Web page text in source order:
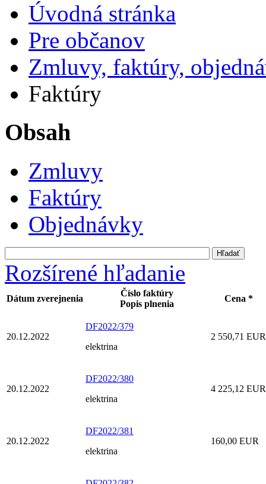
Úvodná stránka
Pre občanov
Zmluvy, faktúry,
Faktúry
Obsah
Zmluvy
Faktúry
Objednávky
Rozšírené hľadanie
Dátum zverejnenia
Číslo faktúry
Popis plnenia
Cena *
20.12.2022
DF2022/379
elektrina
2 550,71 EUR
20.12.2022
DF2022/380
elektrina
4 225,12 EUR
20.12.2022
DF2022/381
elektrina
160,00 EUR